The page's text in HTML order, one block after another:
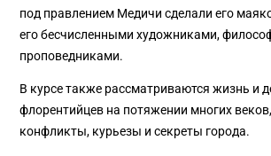
под правлением Медичи сделали его
его бесчисленными художниками,
проповедниками.
В курсе также рассматриваются жизнь и
флорентийцев на потяжении многих
конфликты, курьезы и секреты города.